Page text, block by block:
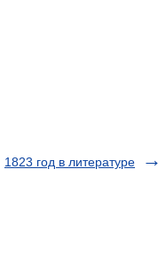
1823 год в литературе